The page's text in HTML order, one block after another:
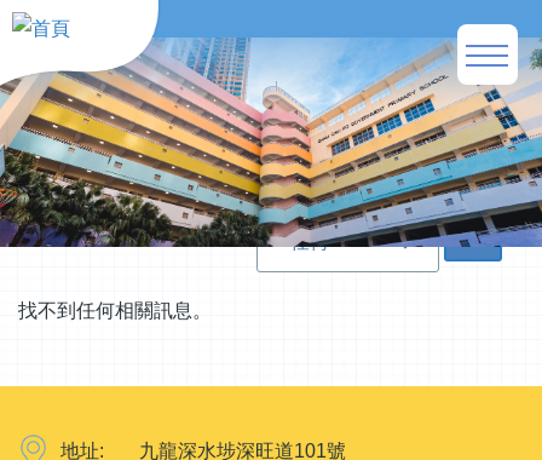
移至主內容
Main
導
航
連
首頁 學校活動
找不到任何相關訊息。
地址: 九龍深水埗深旺道101號